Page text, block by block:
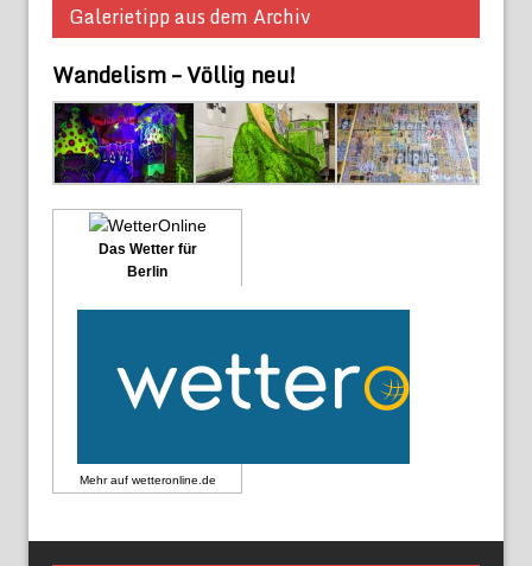
Galerietipp aus dem Archiv
Wandelism – Völlig neu!
Das Wetter für
Berlin
Mehr auf wetteronline.de